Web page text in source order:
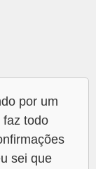
por um
faz todo
sei que